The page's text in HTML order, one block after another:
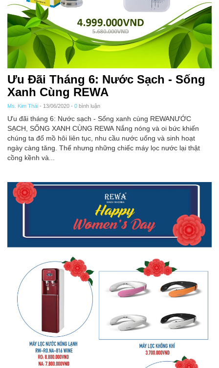
Ưu Đãi Tháng 6: Nước Sạch - Sống
Xanh Cùng REWA
Ms. Kim Thái - 13/06/2020 - 0 bình luận
Ưu đãi tháng 6: Nước sạch - Sống xanh cùng REWANƯỚC
SẠCH, SỐNG XANH CÙNG REWA Nắng nóng và oi bức khiến
chúng ta đổ mồ hôi liên tục, nhu cầu nước uống và sinh hoạt
ngày càng tăng. Thế nhưng những chiếc máy lọc nước lại thật
cồng kềnh và...